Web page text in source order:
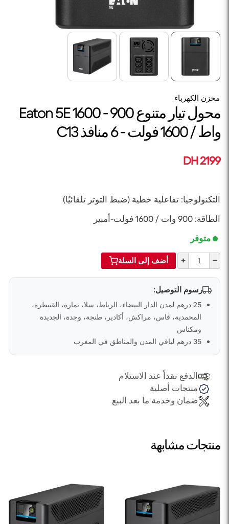
مخزن الكهرباء
محول تيار متنوع Eaton 5E 1600 - 900
واط / 1600 فولت - 6 منافذ C13
2199 DH
التكنولوجيا: تفاعلية خطية (ضبط التوتر تلقائيًا)
الطاقة: 900 وات / 1600 فولت-أمبير
متوفر
–
+ أضف إلى السلة
رسوم التوصيل:
25 درهم لمدن الدار البيضاء، الرباط، سلا، تمارة، القنيطرة،
المحمدية، فاس، مراكش، أكادير، طنجة، وجدة، الجديدة
ومكناس
35 درهم لباقي المدن والمناطق في المغرب
الدفع نقداً عند الاستلام
منتجات أصلية
ضمان وخدمة ما بعد البيع
منتجات مشابهة